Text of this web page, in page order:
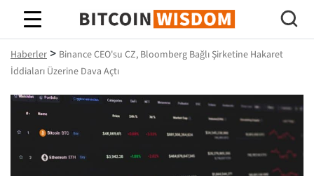
Bitcoin Bilgeliği
Haberler > Binance CEO'su CZ, Bloomberg Bağlı Şirketine Hakaret
İddiaları Üzerine Dava Açtı